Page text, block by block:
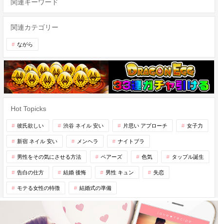
関連キーワード
関連カテゴリー
ながら
Hot Topicks
彼氏欲しい 渋谷 ネイル 安い 片思い アプローチ 女子力
新宿 ネイル 安い メンヘラ ナイトブラ
男性をその気にさせる方法 ペアーズ 色気 タップル誕生
告白の仕方 結婚 後悔 男性 キュン 失恋
モテる女性の特徴 結婚式の準備